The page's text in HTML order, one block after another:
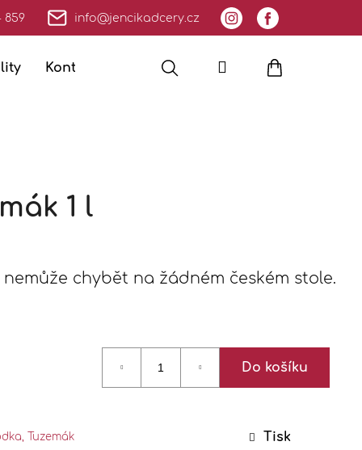
Kontakty Moje objednávka
HledatPřihlášeníNákupní
859 info@jencikadcery.cz
1 l
chybět na žádném českém stole.
Do košíku
Tuzemák
Tisk